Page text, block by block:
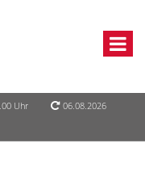
Uhr
06.08.2026